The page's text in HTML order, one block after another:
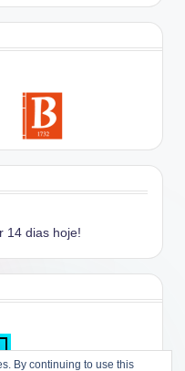
14 dias hoje!
By continuing to use this